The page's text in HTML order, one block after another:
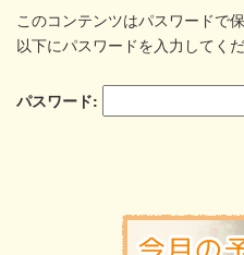
このコンテンツはパスワードで
以下にパスワードを入力してくだ
パスワード: